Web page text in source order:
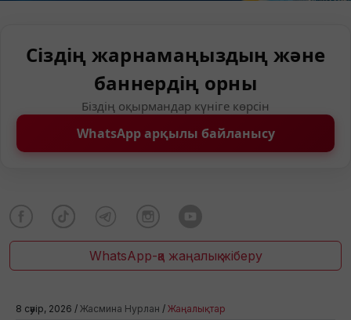
Сіздің жарнамаңыздың және
баннердің орны
Біздің оқырмандар күніге көрсін
WhatsApp арқылы байланысу
WhatsApp-қа жаңалық жіберу
8 сәуір, 2026 / Жасмина Нурлан / Жаңалықтар